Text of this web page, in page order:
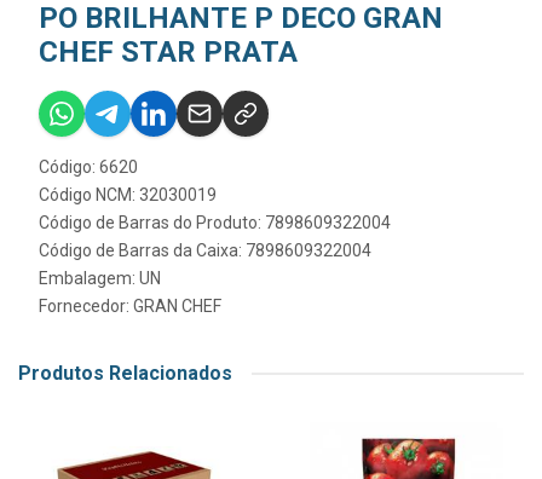
PO BRILHANTE P DECO GRAN
CHEF STAR PRATA
Código: 6620
Código NCM: 32030019
Código de Barras do Produto: 7898609322004
Código de Barras da Caixa: 7898609322004
Embalagem: UN
Fornecedor: GRAN CHEF
Produtos Relacionados